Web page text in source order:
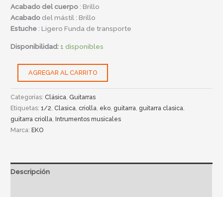
Acabado del cuerpo: Brillo
Acabado del mástil : Brillo
Estuche: Ligero Funda de transporte
Disponibilidad:1 disponibles
AGREGAR AL CARRITO
Categorías: Clásica Guitarras
Etiquetas:1/2 Clasica criolla eko guitarra guitarra clasica
guitarra criolla ,Intrumentos musicales
Marca:EKO
Descripción